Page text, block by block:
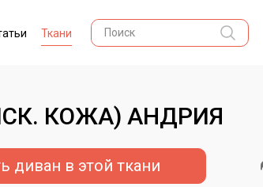
Ткани
КОЖА) АНДРИЯ
диван в этой ткани